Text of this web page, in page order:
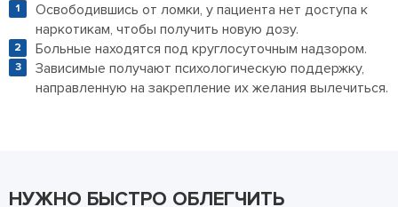
Освободившись от ломки, у пациента нет доступа к
наркотикам, чтобы получить новую дозу.
Больные находятся под круглосуточным надзором.
Зависимые получают психологическую поддержку,
направленную на закрепление их желания вылечиться.
НУЖНО БЫСТРО ОБЛЕГЧИТЬ